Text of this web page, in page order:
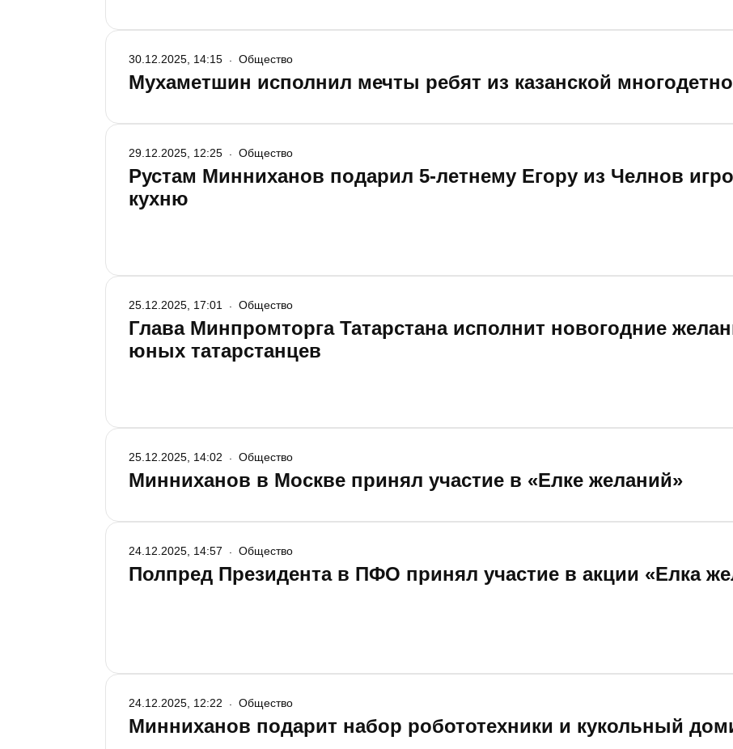
Мухаметшин исполнил мечты ребят из казанской
30.12.2025, 14:15 Общество
Рустам Минниханов подарил 5-летнему Егору из Челнов
кухню
29.12.2025, 12:25 Общество
Глава Минпромторга Татарстана исполнит новогодние
юных татарстанцев
25.12.2025, 17:01 Общество
Минниханов в Москве принял участие в «Елке желаний»
25.12.2025, 14:02 Общество
Полпред Президента в ПФО принял участие в акции «Елка
24.12.2025, 14:57 Общество
Минниханов подарит набор робототехники и кукольный
24.12.2025, 12:22 Общество